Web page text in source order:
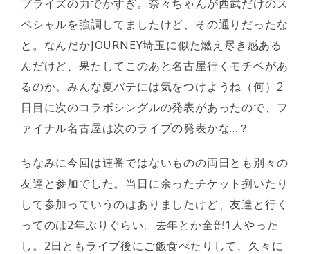
プライズの力でかすぎ。奈々ちゃんが西武だけのス
ペシャルを強調してましたけど、その通りだったな
と。なんだかJOURNEY埼玉に似た燃え尽き感ある
んだけど、果たしてこのあと名古屋行くモチベがあ
るのか。みんな夏バテには気をつけようね（何）2
日目に次のコラボシングルの発表があったので、フ
ァイナル名古屋は次のライブの発表かな…？
ちなみに今回は連番ではないものの両日とも別々の
友達と参加でした。当日に余ったチケット捌いたり
して参加っていうのはありましたけど、友達と行く
ってのは2年ぶりぐらい。去年とか全部1人やった
し。2日ともライブ後にご飯食べたりして、久々に